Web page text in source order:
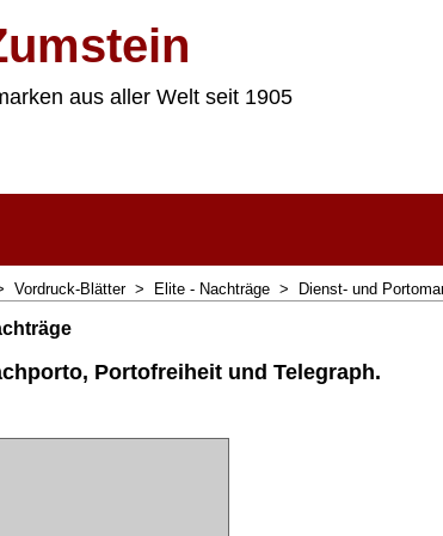
aus aller Welt seit 1905
Vordruck-Blätter> Elite - Nachträge > Dienst- und
Portofreiheit und Telegraph.